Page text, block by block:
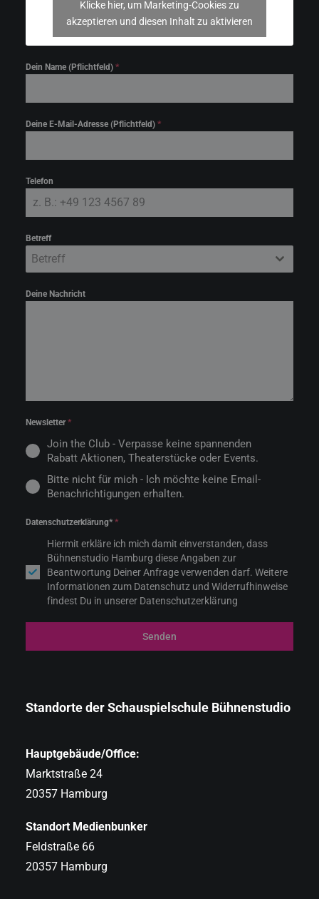
Klicke hier, um Marketing-Cookies zu
akzeptieren und diesen Inhalt zu aktivieren
Dein Name (Pflichtfeld) *
Deine E-Mail-Adresse (Pflichtfeld) *
Telefon
Betreff
Betreff
Deine Nachricht
Newsletter*
Join the Club - Verpasse keine spannenden
Rabatt Aktionen, Theaterstücke oder Events.
Bitte nicht für mich - Ich möchte keine Email-
Benachrichtigungen erhalten.
Datenschutzerklärung* *
Hiermit erkläre ich mich damit einverstanden, dass
Bühnenstudio Hamburg diese Angaben zur
Beantwortung Deiner Anfrage verwenden darf. Weitere
Informationen zum Datenschutz und Widerrufhinweise
findest Du in unserer Datenschutzerklärung
Senden
Standorte der Schauspielschule Bühnenstudio
Hauptgebäude/Office:
Marktstraße 24
20357 Hamburg
Standort Medienbunker
Feldstraße 66
20357 Hamburg